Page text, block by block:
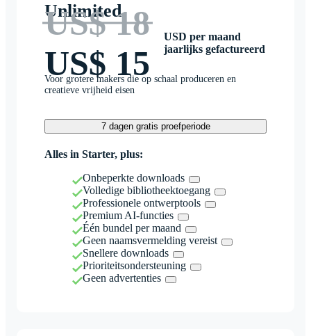
Unlimited
US$ 18
US$ 15
USD per maand
jaarlijks gefactureerd
Voor grotere makers die op schaal produceren en
creatieve vrijheid eisen
7 dagen gratis proefperiode
Alles in Starter, plus:
Onbeperkte downloads
Volledige bibliotheektoegang
Professionele ontwerptools
Premium AI-functies
Één bundel per maand
Geen naamsvermelding vereist
Snellere downloads
Prioriteitsondersteuning
Geen advertenties